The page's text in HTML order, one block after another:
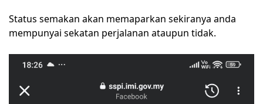
Status semakan akan memaparkan sekiranya anda
mempunyai sekatan perjalanan ataupun tidak.